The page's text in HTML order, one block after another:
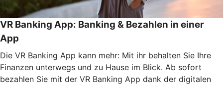
VR Banking App: Banking & Bezahlen in einer
App
Die VR Banking App kann mehr: Mit ihr behalten Sie Ihre
Finanzen unterwegs und zu Hause im Blick. Ab sofort
bezahlen Sie mit der VR Banking App dank der digitalen